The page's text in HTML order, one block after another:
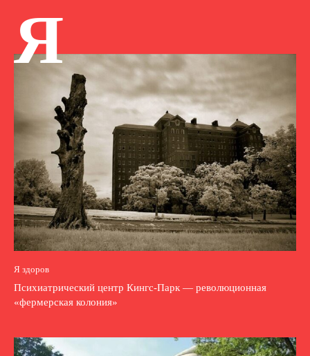
Я
Я здоров
Психиатрический центр Кингс-Парк — революционная
«фермерская колония»